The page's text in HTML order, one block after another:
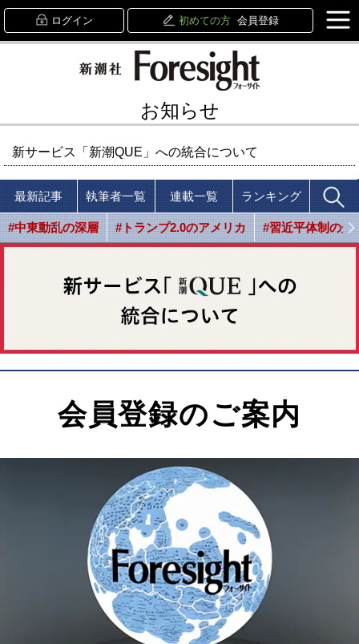
ログイン 初めての方 会員登録
お知らせ
新サービス「新潮QUE」への統合について
最新記事 執筆者一覧 連載一覧 ランキング
#中東動乱の深層 #トランプ2.0のアメリカ #習近平体制の光
会員登録のご案内